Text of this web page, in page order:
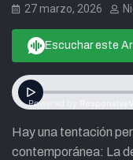
27 marzo, 2026
Escuchar este
Hay una tentación
contemporánea: La